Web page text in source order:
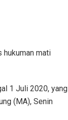
hukuman mati
1 Juli 2020, yang
(MA), Senin